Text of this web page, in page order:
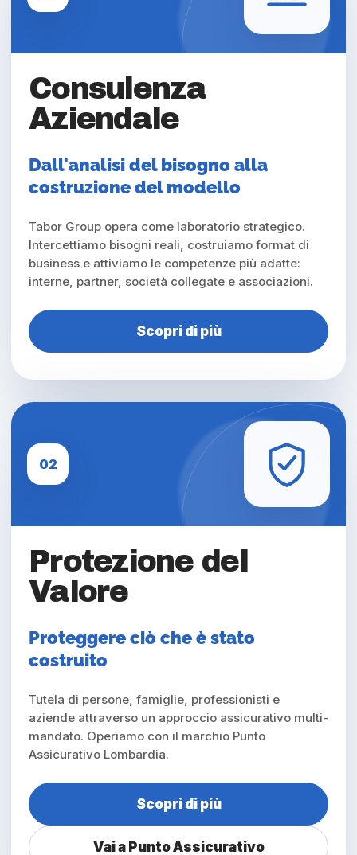
Consulenza
Aziendale
Dall'analisi del bisogno alla
costruzione del modello
Tabor Group opera come laboratorio strategico.
Intercettiamo bisogni reali, costruiamo format di
business e attiviamo le competenze più adatte:
interne, partner, società collegate e associazioni.
Scopri di più
02
Protezione del
Valore
Proteggere ciò che è stato
costruito
Tutela di persone, famiglie, professionisti e
aziende attraverso un approccio assicurativo multi-
mandato. Operiamo con il marchio Punto
Assicurativo Lombardia.
Scopri di più
Vai a Punto Assicurativo